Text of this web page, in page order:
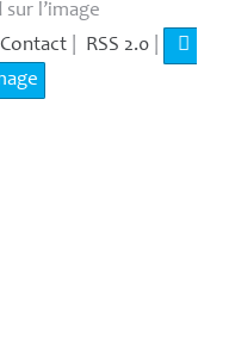
l’image
Contact RSS 2.0|